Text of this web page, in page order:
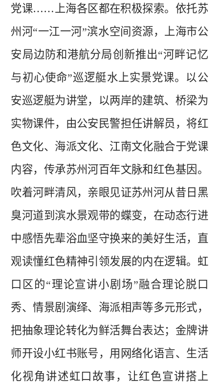
党课……上海各区都在积极探索。依托苏
州河“一江一河”滨水空间资源，上海市公
安局边防和港航分局创新推出“河畔记忆
与初心使命”巡逻艇水上实景党课。以公
安巡逻艇为讲堂，以两岸的建筑、桥梁为
实物课件，由公安民警担任讲解员，将红
色文化、海派文化、江南文化融合于党课
内容，传承苏州河百年文脉和红色基因。
吹着河畔清风，亲眼见证苏州河从昔日黑
臭河道到滨水景观带的蝶变，在动态行进
中感悟先辈浴血坚守换来的美好生活，直
观读懂红色精神引领发展的内在逻辑。虹
口区的“理论宣讲小剧场”融合理论脱口
秀、情景剧演绎、海派相声等多元形式，
把抽象理论转化为鲜活舞台表达； 金牌讲
师开设小红书账号，用网络化语言、生活
化视角讲述虹口故事，让红色宣讲搭上